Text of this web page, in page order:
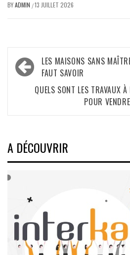
BYADMIN /13 JUILLET 2026
Navigation
de
l’article
LES MAISONS SANS
FAUT SAVOIR
QUELS SONT LES TRAVAUX À
POUR
A DÉCOUVRIR